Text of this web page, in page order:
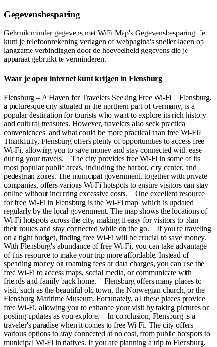
Gegevensbesparing
Gebruik minder gegevens met WiFi Map's Gegevensbesparing. Je
kunt je telefoonrekening verlagen of webpagina's sneller laden op
langzame verbindingen door de hoeveelheid gegevens die je
apparaat gebruikt te verminderen.
Waar je open internet kunt krijgen in Flensburg
Flensburg – A Haven for Travelers Seeking Free Wi-Fi Flensburg,
a picturesque city situated in the northern part of Germany, is a
popular destination for tourists who want to explore its rich history
and cultural treasures. However, travelers also seek practical
conveniences, and what could be more practical than free Wi-Fi?
Thankfully, Flensburg offers plenty of opportunities to access free
Wi-Fi, allowing you to save money and stay connected with ease
during your travels. The city provides free Wi-Fi in some of its
most popular public areas, including the harbor, city center, and
pedestrian zones. The municipal government, together with private
companies, offers various Wi-Fi hotspots to ensure visitors can stay
online without incurring excessive costs. One excellent resource
for free Wi-Fi in Flensburg is the Wi-Fi map, which is updated
regularly by the local government. The map shows the locations of
Wi-Fi hotspots across the city, making it easy for visitors to plan
their routes and stay connected while on the go. If you're traveling
on a tight budget, finding free Wi-Fi will be crucial to save money.
With Flensburg's abundance of free Wi-Fi, you can take advantage
of this resource to make your trip more affordable. Instead of
spending money on roaming fees or data charges, you can use the
free Wi-Fi to access maps, social media, or communicate with
friends and family back home. Flensburg offers many places to
visit, such as the beautiful old town, the Norwegian church, or the
Flensburg Maritime Museum. Fortunately, all these places provide
free Wi-Fi, allowing you to enhance your visit by taking pictures or
posting updates as you explore. In conclusion, Flensburg is a
traveler's paradise when it comes to free Wi-Fi. The city offers
various options to stay connected at no cost, from public hotspots to
municipal Wi-Fi initiatives. If you are planning a trip to Flensburg,